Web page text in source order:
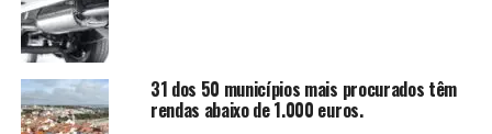
31 dos 50 municípios mais procurados têm
rendas abaixo de 1.000 euros.